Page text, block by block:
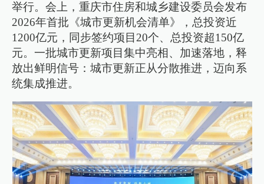
举行。会上，重庆市住房和城乡建设委员会发布
2026年首批《城市更新机会清单》，总投资近
1200亿元，同步签约项目20个、总投资超150亿
元。一批城市更新项目集中亮相、加速落地，释
放出鲜明信号：城市更新正从分散推进，迈向系
统集成推进。